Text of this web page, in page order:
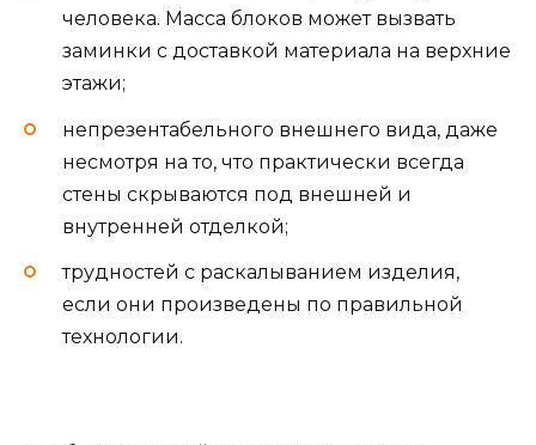
человека. Масса блоков может вызвать
заминки с доставкой материала на верхние
этажи;
непрезентабельного внешнего вида, даже
несмотря на то, что практически всегда
стены скрываются под внешней и
внутренней отделкой;
трудностей с раскалыванием изделия,
если они произведены по правильной
технологии.